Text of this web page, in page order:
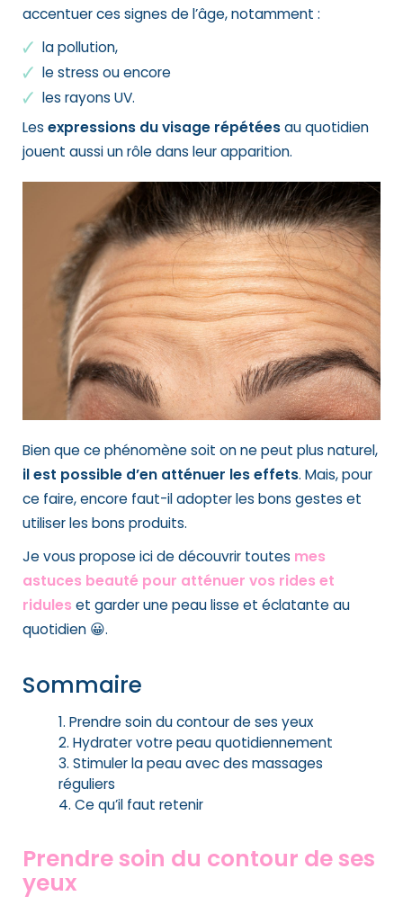
accentuer ces signes de l’âge, notamment :
la pollution,
le stress ou encore
les rayons UV.
Les expressions du visage répétéesau quotidien
jouent aussi un rôle dans leur apparition.
Bien que ce phénomène soit on ne peut plus naturel,
il est possible d’en atténuer les effets. Mais, pour
ce faire, encore faut-il adopter les bons gestes et
utiliser les bons produits.
Je vous propose ici de découvrir toutes mes
astuces beauté pour atténuer vos rides et
ridules et garder une peau lisse et éclatante au
quotidien 😀.
Sommaire
Prendre soin du contour de ses yeux
Hydrater votre peau quotidiennement
Stimuler la peau avec des massages
réguliers
Ce qu’il faut retenir
Prendre soin du contour de ses
yeux